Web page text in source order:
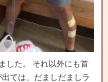
した。 それ以外にも首
ては、だましだましラ